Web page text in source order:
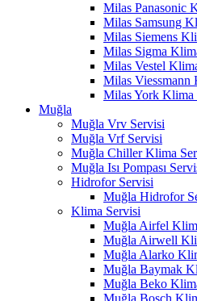
Milas Panasonic
Milas Samsung
Milas Siemens
Milas Sigma
Milas Vestel
Milas Viessmann
Milas York Klima
Muğla
Muğla Vrv Servisi
Muğla Vrf Servisi
Muğla Chiller Klima
Muğla Isı Pompası
Hidrofor Servisi
Muğla Hidrofor
Klima Servisi
Muğla Airfel
Muğla Airwell
Muğla Alarko
Muğla Baymak
Muğla Beko
Muğla Bosch